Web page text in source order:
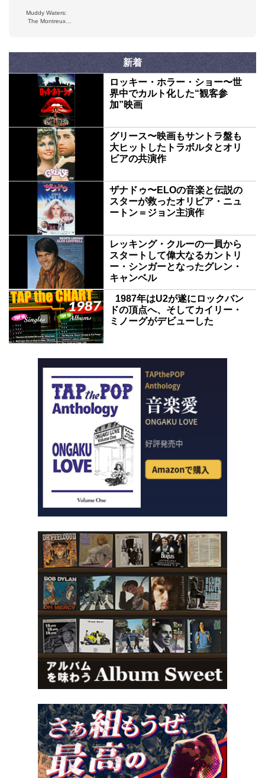
(Remastered, Live
On Broadcasting)
Muddy Waters:
The Montreux
新着
ロッキー・ホラー・ショー〜世
界中でカルト化した“観客参
加”映画
グリース〜映画もサントラ盤も
大ヒットしたトラボルタとオリ
ビアの共演作
ザナドゥ〜ELOの音楽と伝説の
スターが救ったオリビア・ニュ
ートン＝ジョン主演作
レッキング・クルーの一員から
スタートして偉大なるカントリ
ー・シンガーとなったグレン・
キャンベル
1987年はU2が遂にロックバン
ドの頂点へ、そしてカイリー・
ミノーグがデビューした